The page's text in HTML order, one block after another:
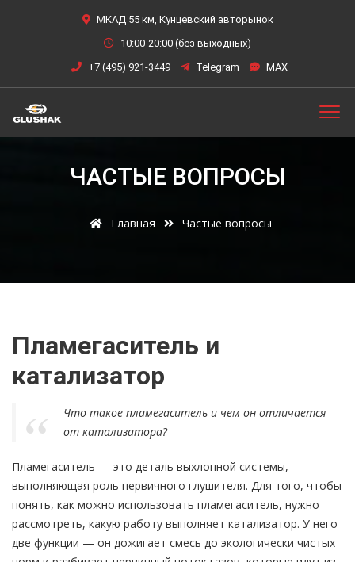
МКАД 55 км, Кунцевский авторынок
10:00-20:00 (без выходных)
+7 (495) 921-3449
Telegram MAX
ЧАСТЫЕ ВОПРОСЫ
Главная Частые вопросы
Пламегаситель и
катализатор
Что такое пламегаситель и чем он отличается
от катализатора?
Пламегаситель — это деталь выхлопной системы,
выполняющая роль первичного глушителя. Для того, чтобы
понять, как можно использовать пламегаситель, нужно
рассмотреть, какую работу выполняет катализатор. У него
две функции — он дожигает смесь до экологически чистых